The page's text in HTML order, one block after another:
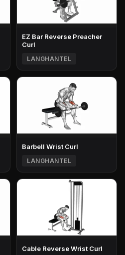
EZ Bar Reverse Preacher
Curl
LANGHANTEL
Barbell Wrist Curl
LANGHANTEL
Cable Reverse Wrist Curl